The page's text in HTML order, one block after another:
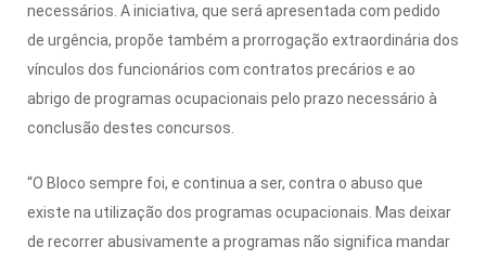
necessários. A iniciativa, que será apresentada com pedido
de urgência, propõe também a prorrogação extraordinária dos
vínculos dos funcionários com contratos precários e ao
abrigo de programas ocupacionais pelo prazo necessário à
conclusão destes concursos.
“O Bloco sempre foi, e continua a ser, contra o abuso que
existe na utilização dos programas ocupacionais. Mas deixar
de recorrer abusivamente a programas não significa mandar